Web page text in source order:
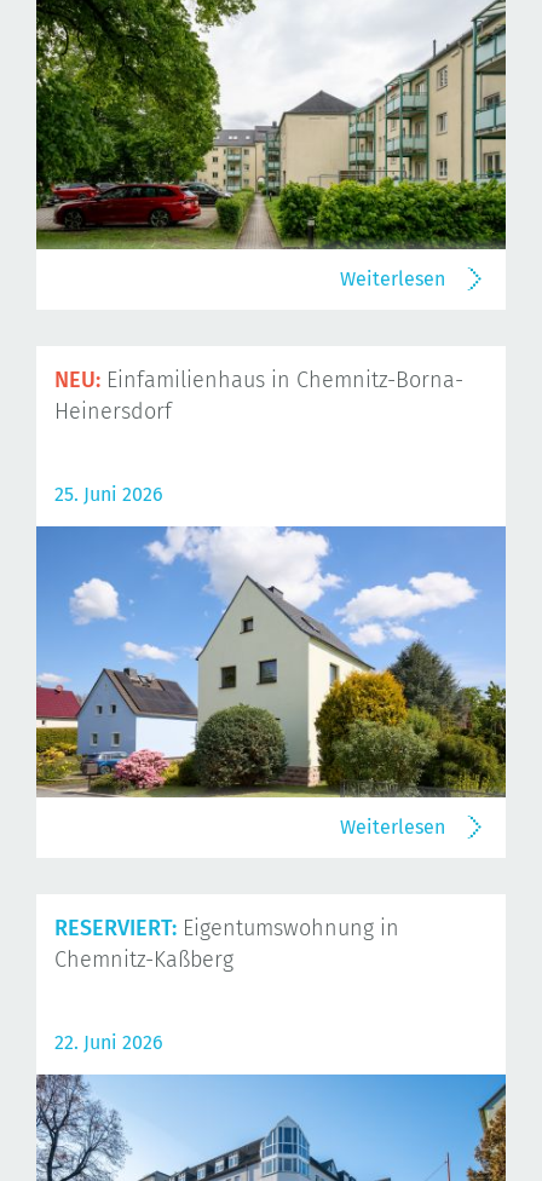
Weiterlesen
NEU: Einfamilienhaus in Chemnitz-Borna-
Heinersdorf
25. Juni 2026
Weiterlesen
RESERVIERT: Eigentumswohnung in
Chemnitz-Kaßberg
22. Juni 2026